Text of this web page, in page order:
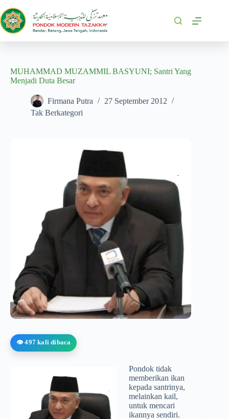
MUHAMMAD MUZAMMIL BASYUNI; Santri Yang
Menjadi Duta Besar
Firmana Putra
27 September 2012
Tak Berkategori
👁️ 497 kali dibaca
Pondok tidak
memberikan ikan
kepada santrinya,
melainkan kail,
untuk mencari
ikannya sendiri.